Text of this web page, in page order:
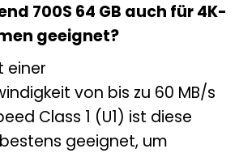
700S 64 GB auch für 4K-
geeignet?
einer
von bis zu 60 MB/s
Class 1 (U1) ist diese
geeignet, um